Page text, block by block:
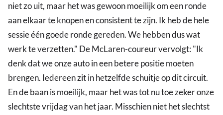
niet zo uit, maar het was gewoon moeilijk om een ronde
aan elkaar te knopen en consistent te zijn. Ik heb de hele
sessie één goede ronde gereden. We hebben dus wat
werk te verzetten." De McLaren-coureur vervolgt: "Ik
denk dat we onze auto in een betere positie moeten
brengen. Iedereen zit in hetzelfde schuitje op dit circuit.
En de baan is moeilijk, maar het was tot nu toe zeker onze
slechtste vrijdag van het jaar. Misschien niet het slechtst